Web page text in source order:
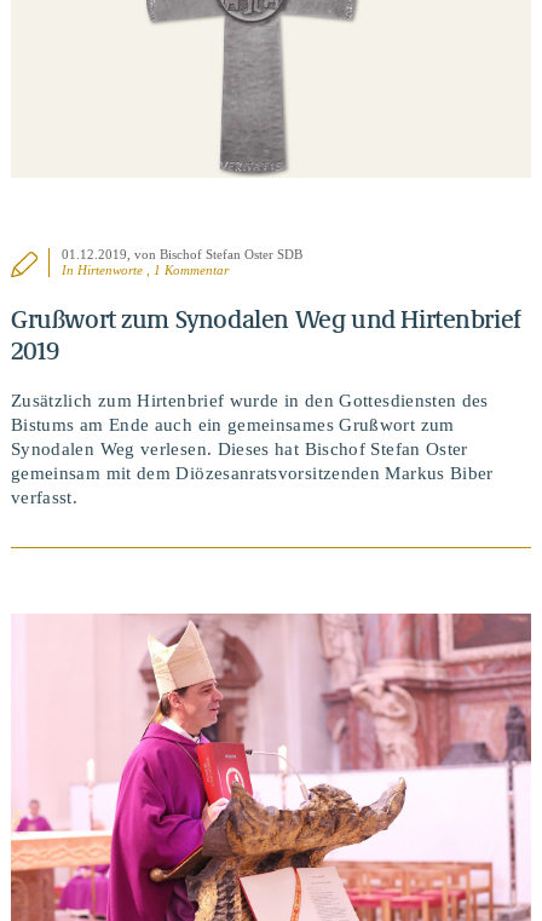
BEITRAG ANSEHEN
01.12.2019 , von Bischof Stefan Oster SDB
In Hirtenworte , 1 Kommentar
Grußwort zum Synodalen Weg und Hirtenbrief
2019
Zusätzlich zum Hirtenbrief wurde in den Gottesdiensten des
Bistums am Ende auch ein gemeinsames Grußwort zum
Synodalen Weg verlesen. Dieses hat Bischof Stefan Oster
gemeinsam mit dem Diözesanratsvorsitzenden Markus Biber
verfasst.